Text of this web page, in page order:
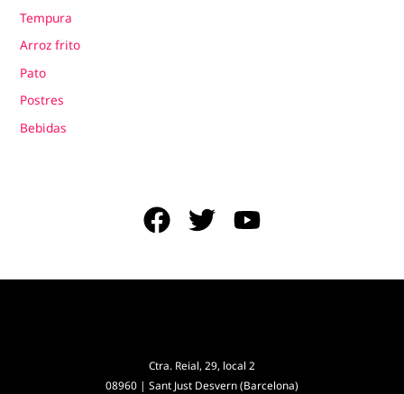
Tempura
Arroz frito
Pato
Postres
Bebidas
Ctra. Reial, 29, local 2
08960 | Sant Just Desvern (Barcelona)